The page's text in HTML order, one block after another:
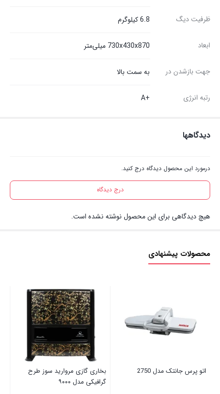
ظرفیت دیگ 6.8 کیلوگرم
ابعاد 730x430x870 میلی‌متر
جهت بازشدن در به سمت بالا
رتبه انرژی +A
دیدگاهها
درمورد این محصول دیدگاه درج کنید.
درج دیدگاه
هیچ دیدگاهی برای این محصول نوشته نشده است.
محصولات پیشنهادی
اتو پرس جانتک مدل 2750
بخاری گازی مروارید سوز طرح
گرافیکی مدل ۹۰۰۰